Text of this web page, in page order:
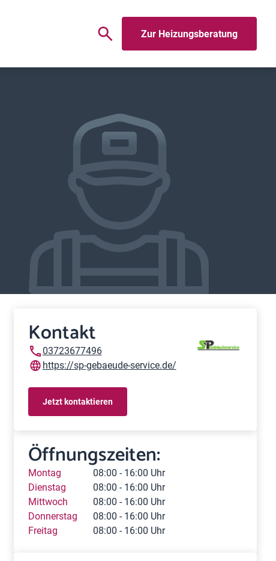
Zur Heizungsberatung
Kontakt
03723677496
https://sp-gebaeude-service.de/
Jetzt kontaktieren
Öffnungszeiten:
Montag
08:00 - 16:00 Uhr
Dienstag
08:00 - 16:00 Uhr
Mittwoch
08:00 - 16:00 Uhr
Donnerstag
08:00 - 16:00 Uhr
Freitag
08:00 - 16:00 Uhr